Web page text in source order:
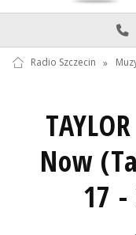
Radio Szczecin »
Now
17 -